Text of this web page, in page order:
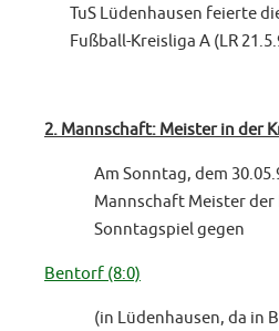
TuS Lüdenhausen feierte
Fußball-Kreisliga A (LR
2. Mannschaft: Meister in der
Am Sonntag, dem
Mannschaft Meister der
Sonntagspiel gegen
Bentorf (8:0)
(in Lüdenhausen, da in